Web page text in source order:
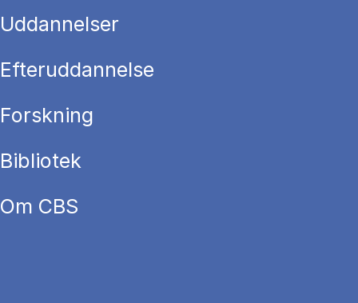
Uddannelser
Efteruddannelse
Forskning
Bibliotek
Om CBS